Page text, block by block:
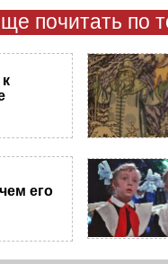
почитать по
его